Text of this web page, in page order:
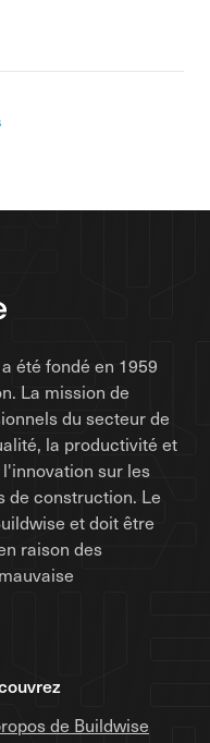
été fondé en 1959
La mission de
du secteur de
la productivité et
sur les
de construction. Le
et doit être
raison des
de Buildwise